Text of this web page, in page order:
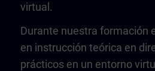
virtual.
Durante nuestra formación
en instrucción teórica en
prácticos en un entorno